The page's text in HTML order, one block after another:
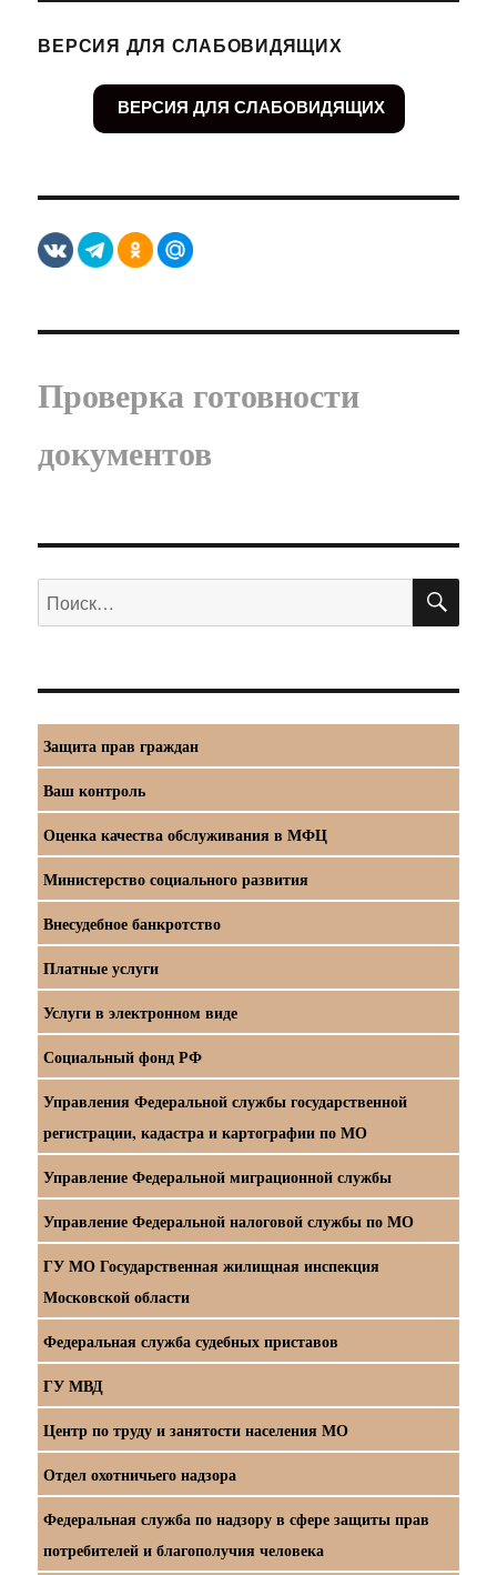
ВЕРСИЯ ДЛЯ СЛАБОВИДЯЩИХ
ВЕРСИЯ ДЛЯ СЛАБОВИДЯЩИХ
Проверка готовности
документов
Искать:
Защита прав граждан
Ваш контроль
Оценка качества обслуживания в МФЦ
Министерство социального развития
Внесудебное банкротство
Платные услуги
Услуги в электронном виде
Социальный фонд РФ
Управления Федеральной службы государственной
регистрации, кадастра и картографии по МО
Управление Федеральной миграционной службы
Управление Федеральной налоговой службы по МО
ГУ МО Государственная жилищная инспекция
Московской области
Федеральная служба судебных приставов
ГУ МВД
Центр по труду и занятости населения МО
Отдел охотничьего надзора
Федеральная служба по надзору в сфере защиты прав
потребителей и благополучия человека